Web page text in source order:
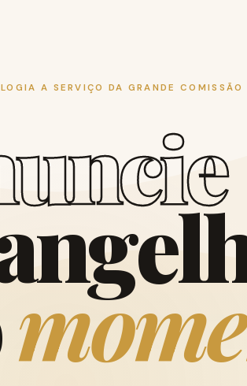
A SERVIÇO DA GRANDE COMISSÃO
uncie
ngel
mome